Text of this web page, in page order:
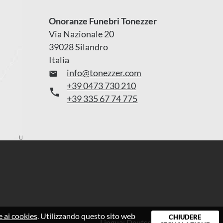
Onoranze Funebri Tonezzer
Via Nazionale 20
39028 Silandro
Italia
 info@tonezzer.com

+39 0473 730 210
+39 335 67 74 775
ai cookies. Utilizzando questo sito web
CHIUDERE